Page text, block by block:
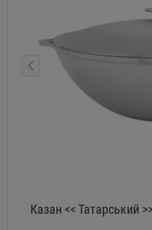
Казан << Татарський